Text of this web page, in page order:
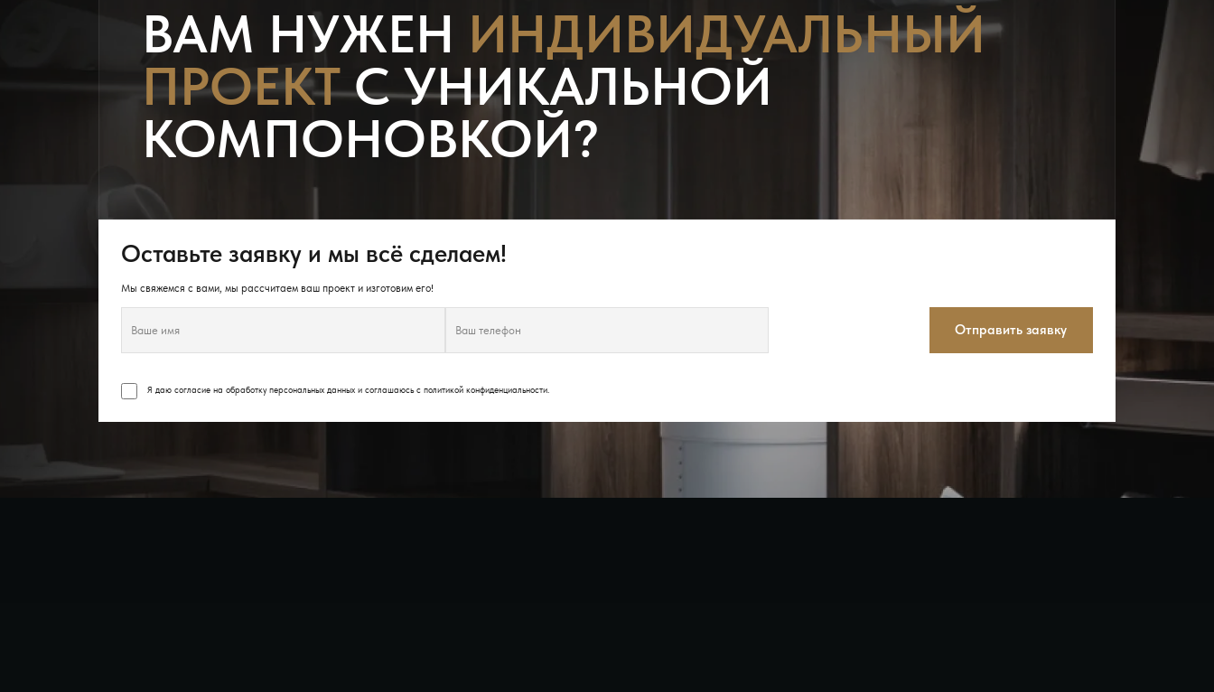
ВАМ НУЖЕН ИНДИВИДУАЛЬНЫЙ
ПРОЕКТС УНИКАЛЬНОЙ
КОМПОНОВКОЙ?
Оставьте заявку и мы всё сделаем!
Мы свяжемся с вами, мы рассчитаем ваш проект и изготовим его!
Отправить заявку
Я даю согласие на обработку персональных данных и соглашаюсь сполитикой конфиденциальности.